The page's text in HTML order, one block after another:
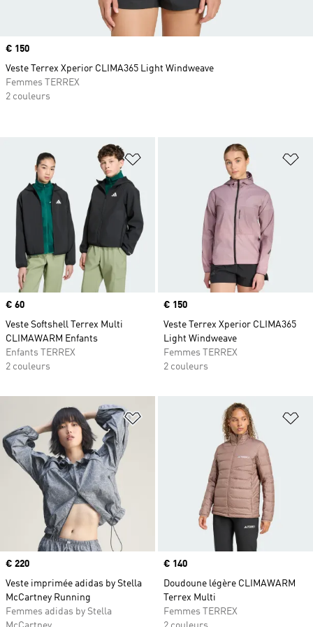
Ajouter à la Liste de produits
Prix
€ 60
Veste Softshell Terrex Multi
CLIMAWARM Enfants
Enfants TERREX
2 couleurs
Prix
€ 150
Veste Terrex Xperior CLIMA365
Light Windweave
Femmes TERREX
2 couleurs
Ajouter à la Liste de produits
Prix
€ 220
Veste imprimée adidas by Stella
McCartney Running
Femmes adidas by Stella
Prix
€ 140
Doudoune légère CLIMAWARM
Terrex Multi
Femmes TERREX
Prix
€ 150
Veste Terrex Xperior CLIMA365 Light Windweave
Femmes TERREX
2 couleurs